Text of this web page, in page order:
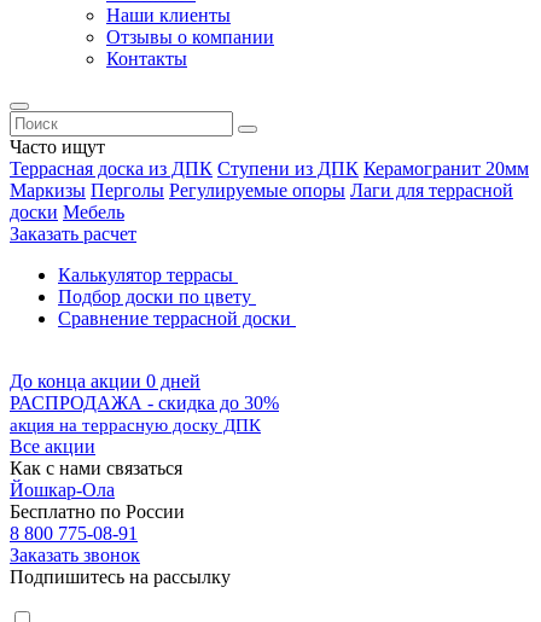
Наши клиенты
Отзывы о компании
Контакты
Часто ищут
Террасная доска из ДПК Ступени из ДПК Керамогранит 20мм
Маркизы Перголы Регулируемые опоры Лаги для террасной
доски Мебель
Заказать расчет
Калькулятор террасы
Подбор доски по цвету
Сравнение террасной доски
До конца акции 0 дней
РАСПРОДАЖА - скидка до 30%
акция на террасную доску ДПК
Все акции
Как с нами связаться
Йошкар-Ола
Бесплатно по России
8 800 775-08-91
Заказать звонок
Подпишитесь на рассылку